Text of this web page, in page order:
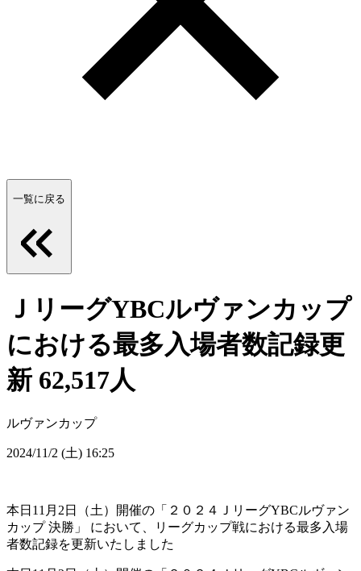
一覧に戻る
ＪリーグYBCルヴァンカップ
における最多入場者数記録更
新 62,517人
ルヴァンカップ
2024/11/2 (土) 16:25
本日11月2日（土）開催の「２０２４ＪリーグYBCルヴァン
カップ 決勝」 において、リーグカップ戦における最多入場
者数記録を更新いたしました